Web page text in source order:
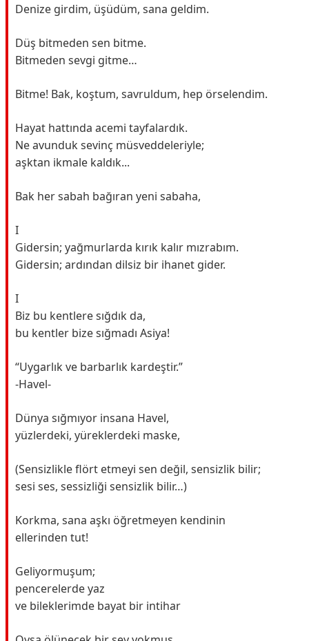
Denize girdim, üşüdüm, sana geldim.
Düş bitmeden sen bitme.
Bitmeden sevgi gitme…
Bitme! Bak, koştum, savruldum, hep örselendim.
Hayat hattında acemi tayfalardık.
Ne avunduk sevinç müsveddeleriyle;
aşktan ikmale kaldık...
Bak her sabah bağıran yeni sabaha,
I
Gidersin; yağmurlarda kırık kalır mızrabım.
Gidersin; ardından dilsiz bir ihanet gider.
I
Biz bu kentlere sığdık da,
bu kentler bize sığmadı Asiya!
“Uygarlık ve barbarlık kardeştir.”
-Havel-
Dünya sığmıyor insana Havel,
yüzlerdeki, yüreklerdeki maske,
(Sensizlikle flört etmeyi sen değil, sensizlik bilir;
sesi ses, sessizliği sensizlik bilir…)
Korkma, sana aşkı öğretmeyen kendinin
ellerinden tut!
Geliyormuşum;
pencerelerde yaz
ve bileklerimde bayat bir intihar